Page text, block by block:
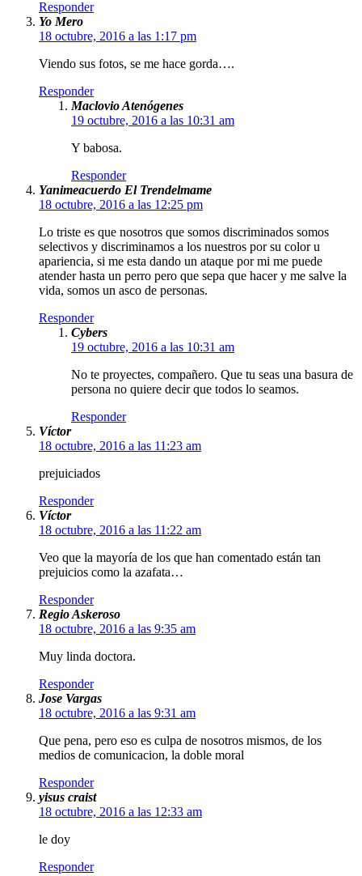
Responder
Yo Mero
18 octubre, 2016 a las 1:17 pm
Viendo sus fotos, se me hace gorda….
Responder
Maclovio Atenógenes
19 octubre, 2016 a las 10:31 am
Y babosa.
Responder
Yanimeacuerdo El Trendelmame
18 octubre, 2016 a las 12:25 pm
Lo triste es que nosotros que somos discriminados somos
selectivos y discriminamos a los nuestros por su color u
apariencia, si me esta dando un ataque por mi me puede
atender hasta un perro pero que sepa que hacer y me salve la
vida, somos un asco de personas.
Responder
Cybers
19 octubre, 2016 a las 10:31 am
No te proyectes, compañero. Que tu seas una basura de
persona no quiere decir que todos lo seamos.
Responder
Víctor
18 octubre, 2016 a las 11:23 am
prejuiciados
Responder
Víctor
18 octubre, 2016 a las 11:22 am
Veo que la mayoría de los que han comentado están tan
prejuicios como la azafata…
Responder
Regio Askeroso
18 octubre, 2016 a las 9:35 am
Muy linda doctora.
Responder
Jose Vargas
18 octubre, 2016 a las 9:31 am
Que pena, pero eso es culpa de nosotros mismos, de los
medios de comunicacion, la doble moral
Responder
yisus craist
18 octubre, 2016 a las 12:33 am
le doy
Responder